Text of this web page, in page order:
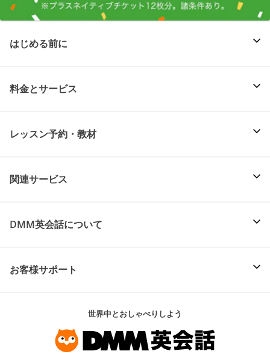
はじめる前に
料金とサービス
レッスン予約・教材
関連サービス
DMM英会話について
お客様サポート
世界中とおしゃべりしよう